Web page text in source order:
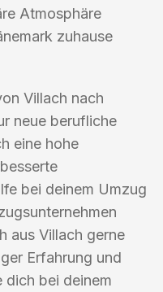
Atmosphäre
zuhause
Villach nach
neue berufliche
eine hohe
bei deinem Umzug
aus Villach gerne
Erfahrung und
dich bei deinem